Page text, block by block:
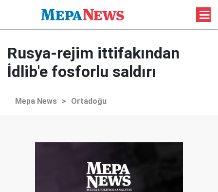
Rusya-rejim ittifakından
İdlib'e fosforlu saldırı
Mepa News > Ortadoğu